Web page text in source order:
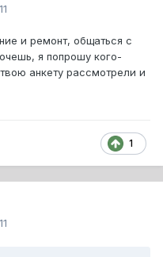
и ремонт, общаться с
я попрошу кого-
анкету рассмотрели и
1